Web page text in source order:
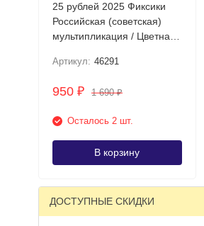
25 рублей 2025 Фиксики
Российская (советская)
мультипликация / Цветная
Артикул: 46291
950 ₽ 1 690₽
Осталось 2 шт.
В корзину
ДОСТУПНЫЕ СКИДКИ